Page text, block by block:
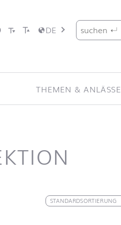
DE
Suche nach:
THEMEN & ANLÄSSE